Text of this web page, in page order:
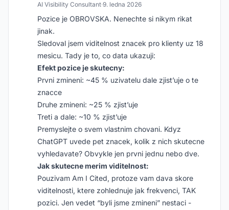
AI Visibility Consultant·9. ledna 2026
Pozice je OBROVSKA. Nenechte si nikym rikat
jinak.
Sledoval jsem viditelnost znacek pro klienty uz 18
mesicu. Tady je to, co data ukazuji:
Efekt pozice je skutecny:
Prvni zmineni: ~45 % uzivatelu dale zjist’uje o te
znacce
Druhe zmineni: ~25 % zjist’uje
Treti a dale: ~10 % zjist’uje
Premyslejte o svem vlastnim chovani. Kdyz
ChatGPT uvede pet znacek, kolik z nich skutecne
vyhledavate? Obvykle jen prvni jednu nebo dve.
Jak skutecne merim viditelnost:
Pouzivam Am I Cited, protoze vam dava skore
viditelnosti, ktere zohlednuje jak frekvenci, TAK
pozici. Jen vedet “byli jsme zmineni” nestaci -